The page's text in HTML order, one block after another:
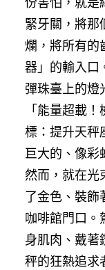
緊牙關，將那
爛，將所有的
器」的輸入口
彈珠臺上的燈
「能量超載
標：提升天秤
巨大的、像彩
然而，就在光
了金色、裝飾
咖啡館門口。
身肌肉、戴著
秤的狂熱追